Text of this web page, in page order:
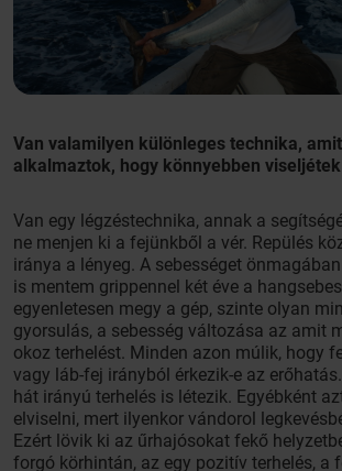
Van valamilyen különleges technika,
alkalmaztok, hogy könnyebben
Van egy légzéstechnika, annak a
ne menjen ki a fejünkből a vér. Repülés
iránya a lényeg. A sebességet
is mentem grippennel két éve a
egyenletesen megy a gép, szinte olyan
gyorsulás, a sebesség változása az amit
okoz terhelést. Minden azon múlik, hogy
vagy láb-fej irányból érkezik-e az
hát irányú terhelés is létezik. Egyébként
elviselni, mert ilyenkor vándorol
Ezért lövik ki az űrhajósokat fekő
forgó körhintán, az egy pozitív terhelés, a